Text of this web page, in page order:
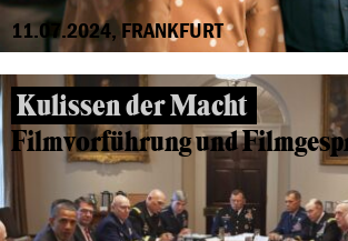
11.07.2024, FRANKFURT
Kulissen der Macht
Filmvorführung und